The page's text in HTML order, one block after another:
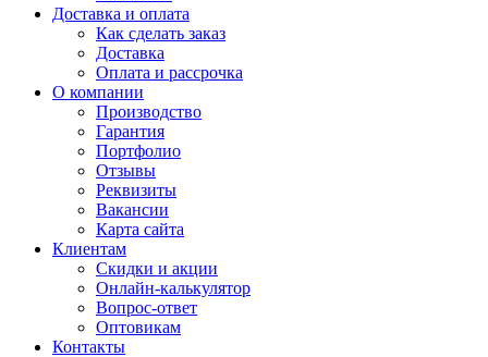
Доставка и оплата
Как сделать заказ
Доставка
Оплата и рассрочка
О компании
Производство
Гарантия
Портфолио
Отзывы
Реквизиты
Вакансии
Карта сайта
Клиентам
Скидки и акции
Онлайн-калькулятор
Вопрос-ответ
Оптовикам
Контакты